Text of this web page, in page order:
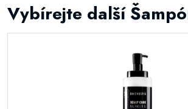
Vybírejte další